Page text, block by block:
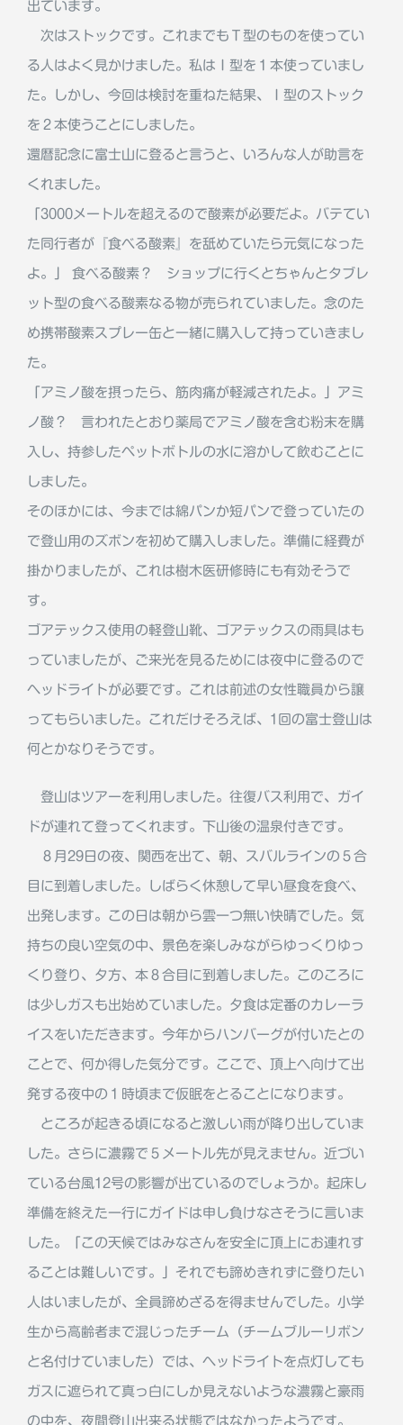
出ています。
次はストックです。これまでもＴ型のものを使ってい
る人はよく見かけました。私はＩ型を１本使っていまし
た。しかし、今回は検討を重ねた結果、Ｉ型のストック
を２本使うことにしました。
還暦記念に富士山に登ると言うと、いろんな人が助言を
くれました。
「3000メートルを超えるので酸素が必要だよ。バテてい
た同行者が『食べる酸素』を舐めていたら元気になった
よ。」 食べる酸素？ ショップに行くとちゃんとタブレ
ット型の食べる酸素なる物が売られていました。念のた
め携帯酸素スプレー缶と一緒に購入して持っていきまし
た。
「アミノ酸を摂ったら、筋肉痛が軽減されたよ。」アミ
ノ酸？ 言われたとおり薬局でアミノ酸を含む粉末を購
入し、持参したペットボトルの水に溶かして飲むことに
しました。
そのほかには、今までは綿パンか短パンで登っていたの
で登山用のズボンを初めて購入しました。準備に経費が
掛かりましたが、これは樹木医研修時にも有効そうで
す。
ゴアテックス使用の軽登山靴、ゴアテックスの雨具はも
っていましたが、ご来光を見るためには夜中に登るので
ヘッドライトが必要です。これは前述の女性職員から譲
ってもらいました。これだけそろえば、1回の富士登山は
何とかなりそうです。
登山はツアーを利用しました。往復バス利用で、ガイ
ドが連れて登ってくれます。下山後の温泉付きです。
８月29日の夜、関西を出て、朝、スバルラインの５合
目に到着しました。しばらく休憩して早い昼食を食べ、
出発します。この日は朝から雲一つ無い快晴でした。気
持ちの良い空気の中、景色を楽しみながらゆっくりゆっ
くり登り、夕方、本８合目に到着しました。このころに
は少しガスも出始めていました。夕食は定番のカレーラ
イスをいただきます。今年からハンバーグが付いたとの
ことで、何か得した気分です。ここで、頂上へ向けて出
発する夜中の１時頃まで仮眠をとることになります。
ところが起きる頃になると激しい雨が降り出していま
した。さらに濃霧で５メートル先が見えません。近づい
ている台風12号の影響が出ているのでしょうか。起床し
準備を終えた一行にガイドは申し負けなさそうに言いま
した。「この天候ではみなさんを安全に頂上にお連れす
ることは難しいです。」それでも諦めきれずに登りたい
人はいましたが、全員諦めざるを得ませんでした。小学
生から高齢者まで混じったチーム（チームブルーリボン
と名付けていました）では、ヘッドライトを点灯しても
ガスに遮られて真っ白にしか見えないような濃霧と豪雨
の中を、夜間登山出来る状態ではなかったようです。